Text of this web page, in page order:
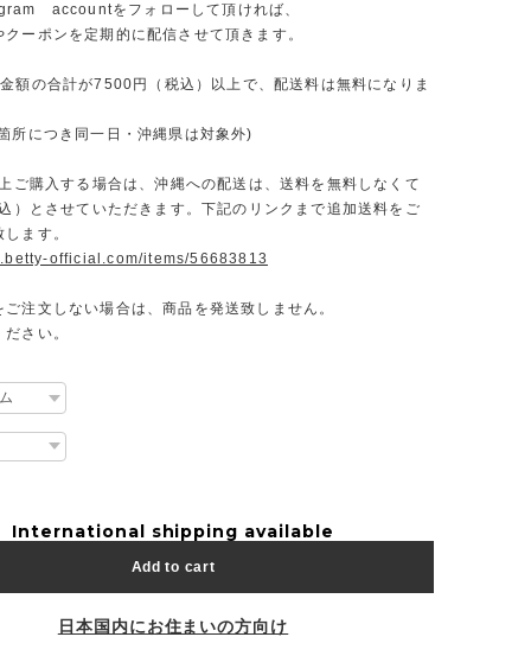
accountをフォローして頂ければ、
ーポンを定期的に配信させて頂きます。
額の合計が7500円（税込）以上で、配送料は無料になりま
所につき同一日・沖縄県は対象外)
購入する場合は、沖縄への配送は、送料を無料しなくて
）とさせていただきます。下記のリンクまで追加送料をご
ます。
official.com/items/56683813
注文しない場合は、商品を発送致しません。
さい。
International shipping available
Add to cart
日本国内にお住まいの方向け